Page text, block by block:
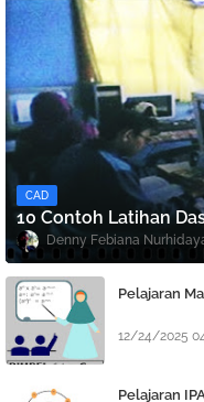
CAD
10 Contoh Latihan
Denny Febiana
Pelajaran
12/24/2025
Pelajaran